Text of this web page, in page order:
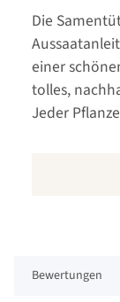
Die
einer
tolles,
Jeder
Bewertungen